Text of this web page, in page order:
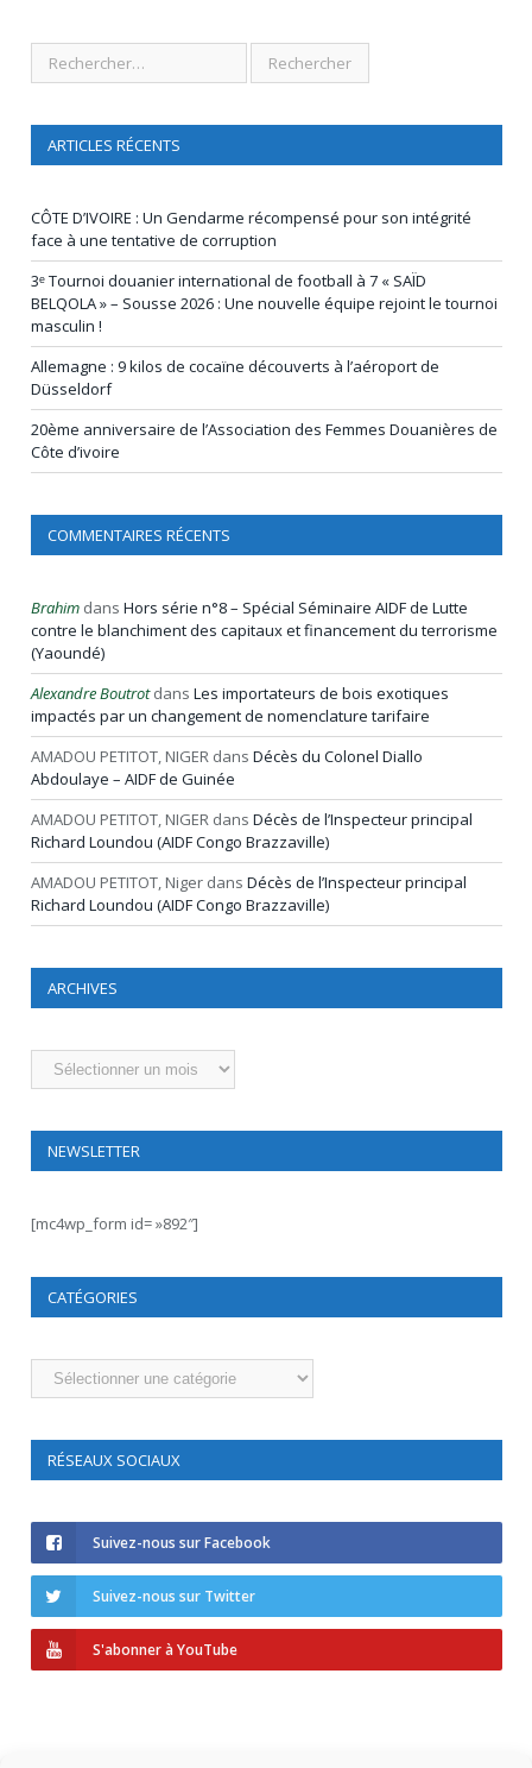
ARTICLES RÉCENTS
CÔTE D’IVOIRE : Un Gendarme récompensé pour son intégrité
face à une tentative de corruption
3ᵉ Tournoi douanier international de football à 7 « SAÏD
BELQOLA » – Sousse 2026 : Une nouvelle équipe rejoint le tournoi
masculin !
Allemagne : 9 kilos de cocaïne découverts à l’aéroport de
Düsseldorf
20ème anniversaire de l’Association des Femmes Douanières de
Côte d’ivoire
COMMENTAIRES RÉCENTS
Brahim dans Hors série n°8 – Spécial Séminaire AIDF de Lutte
contre le blanchiment des capitaux et financement du terrorisme
(Yaoundé)
Alexandre Boutrotdans Les importateurs de bois exotiques
impactés par un changement de nomenclature tarifaire
AMADOU PETITOT, NIGER dans Décès du Colonel Diallo
Abdoulaye – AIDF de Guinée
AMADOU PETITOT, NIGER dans Décès de l’Inspecteur principal
Richard Loundou (AIDF Congo Brazzaville)
AMADOU PETITOT, Niger dans Décès de l’Inspecteur principal
Richard Loundou (AIDF Congo Brazzaville)
ARCHIVES
Archives
NEWSLETTER
[mc4wp_form id= »892″]
CATÉGORIES
Catégories
RÉSEAUX SOCIAUX
Suivez-nous sur Facebook
Suivez-nous sur Twitter
S'abonner à YouTube